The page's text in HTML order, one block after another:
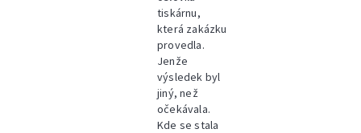
tiskárnu,
která zakázku
provedla.
Jenže
výsledek byl
jiný, než
očekávala.
Kde se stala